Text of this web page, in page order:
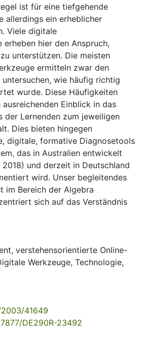
ist für eine tiefgehende
allerdings ein erheblicher
Viele digitale
erheben hier den Anspruch,
unterstützen. Die meisten
ermitteln zwar den
untersuchen, wie häufig richtig
wurde. Diese Häufigkeiten
Einblick in das
der Lernenden zum jeweiligen
Dies bieten hingegen
digitale, formative Diagnosetools
das in Australien entwickelt
und derzeit in Deutschland
wird. Unser begleitendes
im Bereich der Algebra
sich auf das Verständnis
, verstehensorientierte Online-
Werkzeuge, Technologie,
41649
DE290R-23492